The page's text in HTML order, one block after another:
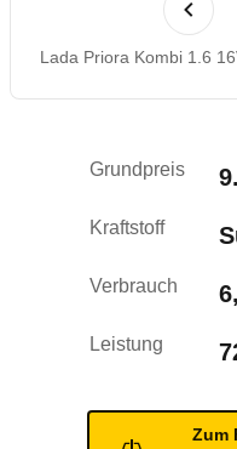
Laufende Kosten
Lada Priora Kombi 1.6
Grundpreis
Kraftstoff
Verbrauch
Leistung
Zum